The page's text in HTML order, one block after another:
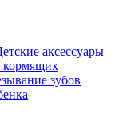
аксессуары
кормящих
зубов